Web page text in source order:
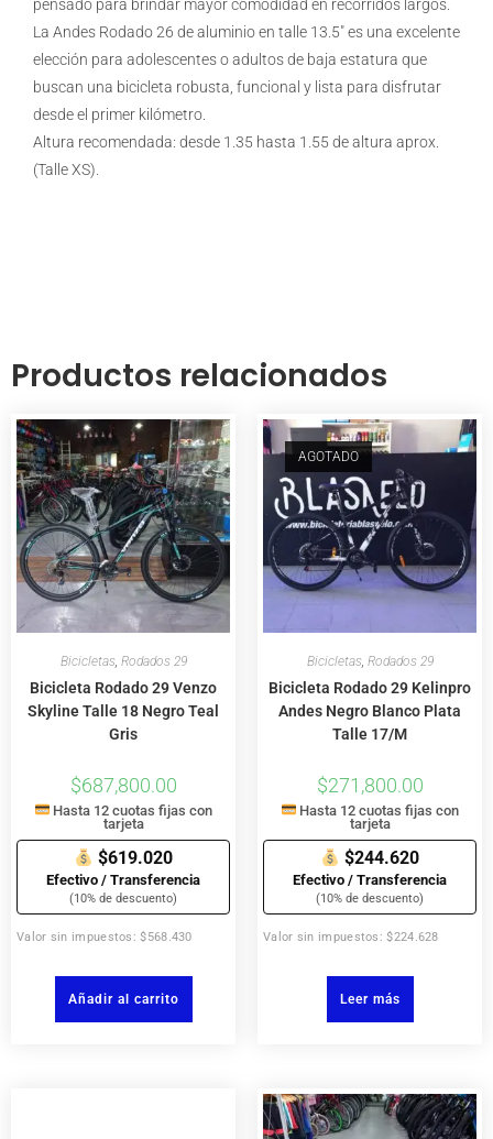
pensado para brindar mayor comodidad en recorridos largos.
La Andes Rodado 26 de aluminio en talle 13.5″ es una excelente
elección para adolescentes o adultos de baja estatura que
buscan una bicicleta robusta, funcional y lista para disfrutar
desde el primer kilómetro.
Altura recomendada: desde 1.35 hasta 1.55 de altura aprox.
(Talle XS).
Productos relacionados
Bicicletas, Rodados 29
Bicicleta Rodado 29 Venzo
Skyline Talle 18 Negro Teal
Gris
$687,800.00
Hasta 12 cuotas fijas con
tarjeta
$619.020
Efectivo / Transferencia
(10% de descuento)
Valor sin impuestos: $568.430
Añadir al carrito
AGOTADO
Bicicletas, Rodados 29
Bicicleta Rodado 29 Kelinpro
Andes Negro Blanco Plata
Talle 17/M
$271,800.00
Hasta 12 cuotas fijas con
tarjeta
$244.620
Efectivo / Transferencia
(10% de descuento)
Valor sin impuestos: $224.628
Leer más